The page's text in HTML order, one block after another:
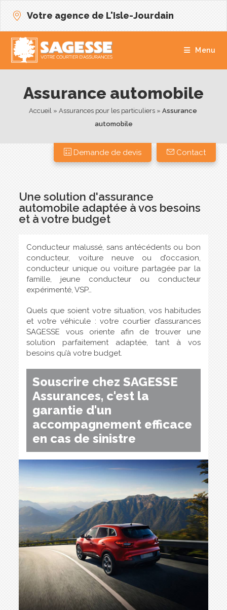
Votre agence de L'Isle-Jourdain
Menu
Assurance automobile
Accueil » Assurances pour les particuliers » Assurance
automobile
Demande de devis Contact
Une solution d'assurance
automobile adaptée à vos besoins
et à votre budget
Conducteur malussé, sans antécédents ou bon
conducteur, voiture neuve ou d’occasion,
conducteur unique ou voiture partagée par la
famille, jeune conducteur ou conducteur
expérimenté, VSP…
Quels que soient votre situation, vos habitudes
et votre véhicule : votre courtier d’assurances
SAGESSE vous oriente afin de trouver une
solution parfaitement adaptée, tant à vos
besoins qu’à votre budget.
Souscrire chez SAGESSE
Assurances, c'est la
garantie d'un
accompagnement efficace
en cas de sinistre